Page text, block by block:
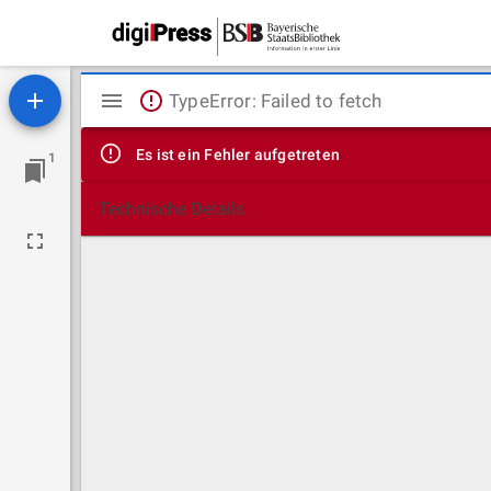
1
Mirador
Viewer
TypeError: Failed to fetch
Es ist ein Fehler aufgetreten
Technische Details